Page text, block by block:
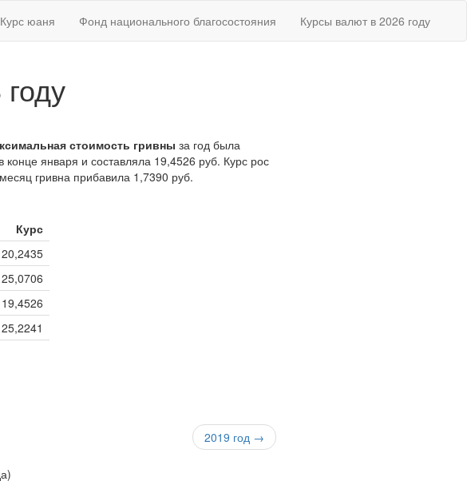
Курс юаня Фонд национального благосостояния Курсы валют в 2026 году
стоимость гривны за год была
января и составляла 19,4526 руб. Курс рос
гривна прибавила 1,7390 руб.
Курс
20,2435
25,0706
19,4526
25,2241
2019 год →